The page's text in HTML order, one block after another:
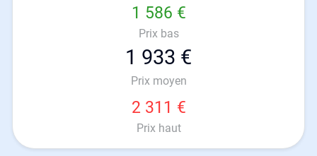
1 586 €
Prix bas
1 933 €
Prix moyen
2 311 €
Prix haut